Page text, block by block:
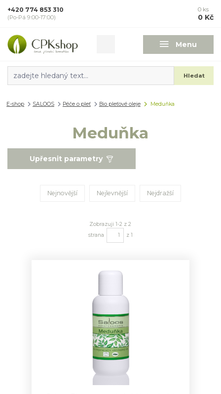
Menu
Hledat
+420 774 853 310
(Po-Pá 9:00-17:00)
0 ks
0 Kč
E-shop SALOOS Péče o pleť Bio pleťové oleje Meduňka
Meduňka
Upřesnit parametry
Nejnovější Nejlevnější Nejdražší
Zobrazuji 1-2 z 2
strana
z 1